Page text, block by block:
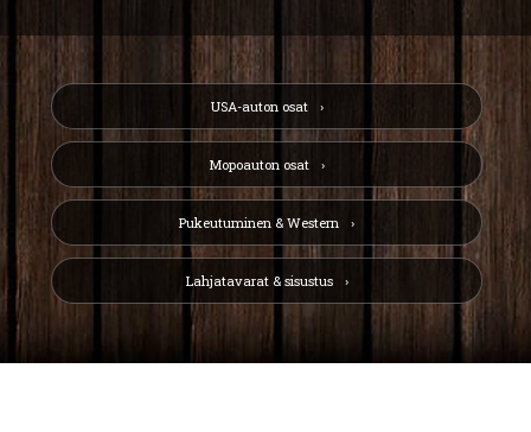
USA-auton osat
Mopoauton osat
Pukeutuminen & Western
Lahjatavarat & sisustus